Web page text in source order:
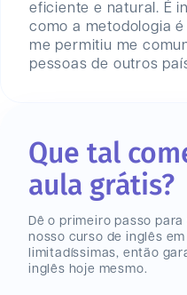
eficiente e natural. É
como a metodologia
me permitiu me
pessoas de outros
Que tal
aula grátis?
Dê o primeiro passo
nosso curso de inglês
limitadíssimas, então
inglês hoje mesmo.